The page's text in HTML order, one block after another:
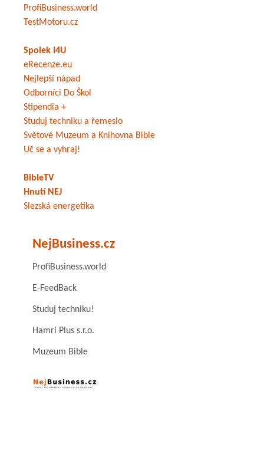
ProfiBusiness.world
TestMotoru.cz
Spolek I4U
eRecenze.eu
Nejlepší nápad
Odborníci Do Škol
Stipendia +
Studuj techniku a řemeslo
Světové Muzeum a Knihovna Bible
Uč se a vyhraj!
BibleTV
Hnutí NEJ
Slezská energetika
NejBusiness.cz
ProfiBusiness.world
E-FeedBack
Studuj techniku!
Hamri Plus s.r.o.
Muzeum Bible